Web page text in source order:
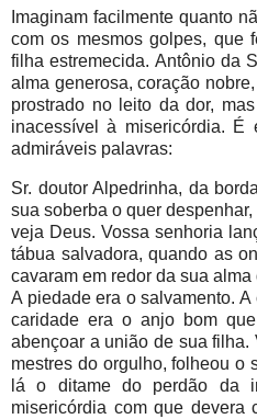
Imaginam facilmente quanto
com os mesmos golpes, que
filha estremecida. Antônio da
alma generosa, coração
prostrado no leito da dor,
inacessível à misericórdia.
admiráveis palavras:
Sr. doutor Alpedrinha, da
sua soberba o quer
veja Deus. Vossa senhoria
tábua salvadora, quando as
cavaram em redor da sua
A piedade era o salvamento.
caridade era o anjo bom
abençoar a união de sua
mestres do orgulho, folheou o
lá o ditame do perdão da
misericórdia com que devera